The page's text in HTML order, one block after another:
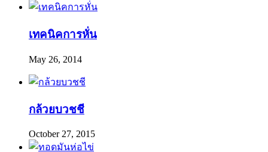
เทคนิคการหั่น
May 26, 2014
กล้วยบวชชี
October 27, 2015